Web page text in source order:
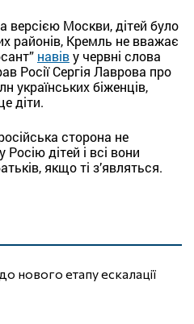
версією Москви, дітей було
районів, Кремль не вважає
навіву червні слова
Росії Сергія Лаврова про
українських біженців,
діти.
сторона не
дітей і всі вони
якщо ті з’являться.
нового етапу ескалації